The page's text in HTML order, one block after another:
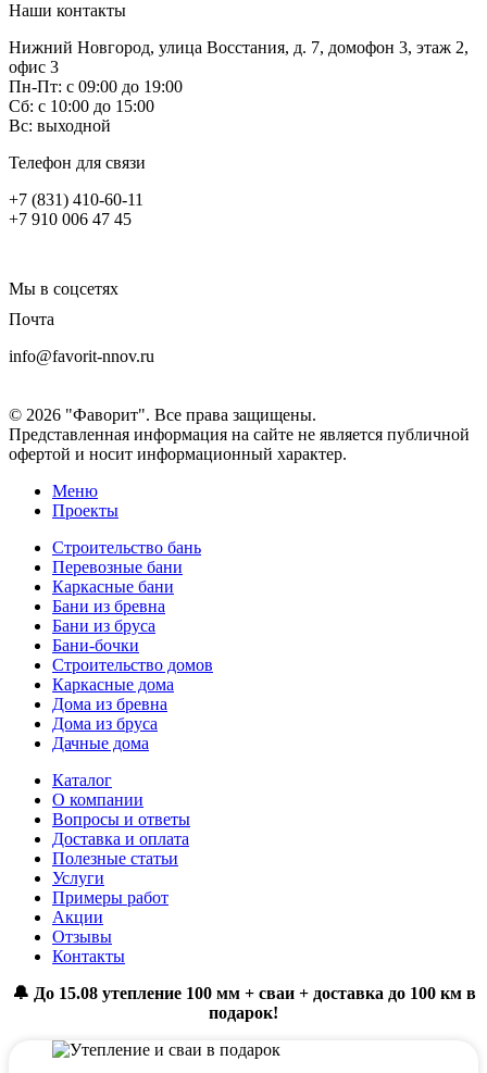
Наши контакты
Нижний Новгород, улица Восстания, д. 7, домофон 3, этаж 2,
офис 3
Пн-Пт: с 09:00 до 19:00
Сб: с 10:00 до 15:00
Вс: выходной
Телефон для связи
+7 (831) 410-60-11
+7 910 006 47 45
Мы в соцсетях
Почта
info@favorit-nnov.ru
© 2026 "Фаворит". Все права защищены.
Представленная информация на сайте не является публичной
офертой и носит информационный характер.
Меню
Проекты
Строительство бань
Перевозные бани
Каркасные бани
Бани из бревна
Бани из бруса
Бани-бочки
Строительство домов
Каркасные дома
Дома из бревна
Дома из бруса
Дачные дома
Каталог
О компании
Вопросы и ответы
Доставка и оплата
Полезные статьи
Услуги
Примеры работ
Акции
Отзывы
Контакты
🔔 До 15.08 утепление 100 мм + сваи + доставка до 100 км в
подарок!